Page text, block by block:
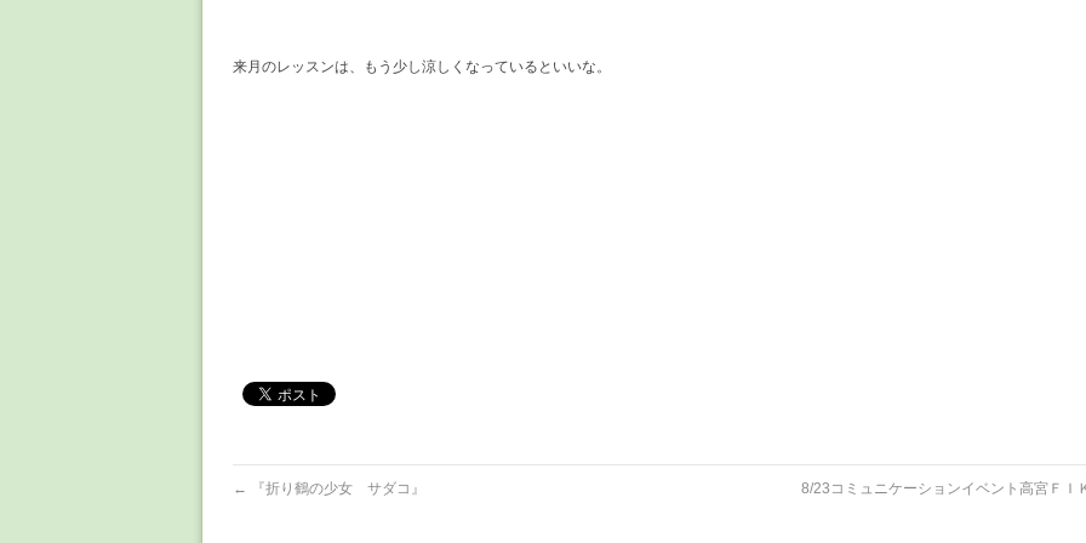
来月のレッスンは、もう少し涼しくなっているといいな。
← 『折り鶴の少女 サダコ』 8/23コミュニケーションイベント高宮ＦＩ